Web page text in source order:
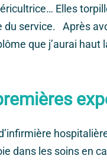
Elles
service. Après
que j’aurai
dans les soins en